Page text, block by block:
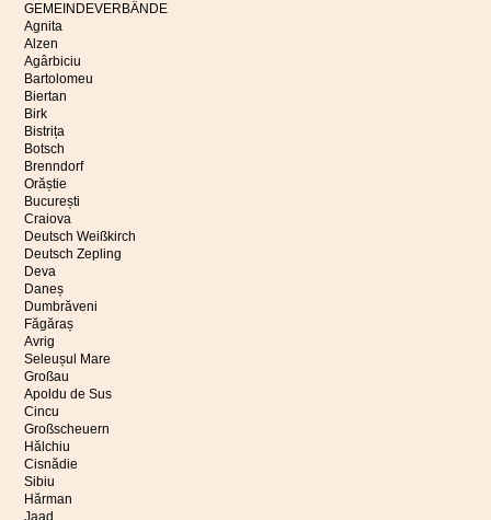
GEMEINDEVERBÄNDE
Agnita
Alzen
Agârbiciu
Bartolomeu
Biertan
Birk
Bistrița
Botsch
Brenndorf
Orăștie
București
Craiova
Deutsch Weißkirch
Deutsch Zepling
Deva
Daneș
Dumbrăveni
Făgăraș
Avrig
Seleușul Mare
Großau
Apoldu de Sus
Cincu
Großscheuern
Hălchiu
Cisnădie
Sibiu
Hărman
Jaad